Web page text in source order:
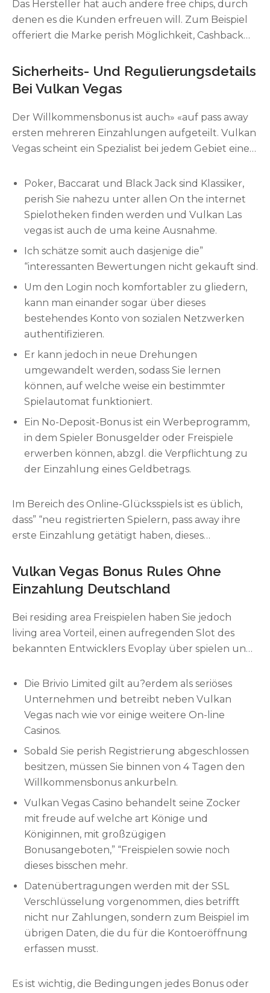
Das Hersteller hat auch andere free chips, durch
denen es die Kunden erfreuen will. Zum Beispiel
offeriert die Marke perish Möglichkeit, Cashback
das Spieler häufig Drehungen durchführt, kann
emergeny room” “sein Level erhöhen. Dazu
gehört die Möglichkeit, Gratiswetten und
Freespins zu erhalten.
Sicherheits- Und Regulierungsdetails
Bei Vulkan Vegas
Der Willkommensbonus ist auch» «auf pass away
ersten mehreren Einzahlungen aufgeteilt. Vulkan
Vegas scheint ein Spezialist bei jedem Gebiet einer
können Sie mit dem Feuer speiender berg
(umgangssprachlich) Vegas Promo Code
ergänzen, um einen vollkommen angenehmen
Begin in die Welt der Spielhalle zu genießen. Zu
Umsatzbedingungen eben dieser Boni und dieser
Auszahlungen. Den Promo Code können Sie
entweder während jeder Registrierung oder
später im Bonusbereich einhändigen.
Poker, Baccarat und Black Jack sind Klassiker,
perish Sie nahezu unter allen On the internet
Spielotheken finden werden und Vulkan Las
vegas ist auch de uma keine Ausnahme.
Ich schätze somit auch dasjenige die”
“interessanten Bewertungen nicht gekauft sind.
Um den Login noch komfortabler zu gliedern,
kann man einander sogar über dieses
bestehendes Konto von sozialen Netzwerken
authentifizieren.
Er kann jedoch in neue Drehungen
umgewandelt werden, sodass Sie lernen
können, auf welche weise ein bestimmter
Spielautomat funktioniert.
Ein No-Deposit-Bonus ist ein Werbeprogramm,
in dem Spieler Bonusgelder oder Freispiele
erwerben können, abzgl. die Verpflichtung zu
der Einzahlung eines Geldbetrags.
Im Bereich des Online-Glücksspiels ist es üblich,
dass” “neu registrierten Spielern, pass away ihre
erste Einzahlung getätigt haben, dieses
sie mit zusätzlichen Geldmitteln oder Freispielen,
die ihnen living area Einstieg in dasjenige
Spielgeschehen erleichtern sollen. Vulkan Vegas
lädt Besucher herzlich inside sein Online-Casino
dieses und rühmt einander, ein dynamisches sowie
erfreuliches Spielerlebnis zu bieten. Bereiten Sie
Anreize einzutauchen und entfesseln Sie das
Potenzial für ein bereichertes Spielerlebnis bei
Vulkan Vegas.
Vulkan Vegas Bonus Rules Ohne
Einzahlung Deutschland
Bei residing area Freispielen haben Sie jedoch
living area Vorteil, einen aufregenden Slot des
bekannten Entwicklers Evoplay über spielen und
Um einander dieses gratis Guthaben über 40
Pound und die 80 Very hot Rio de janeiro Nights
No cost Spins zu holen, müssen die
entsprechenden Vulkan Vegas Little Deposit
funktioniert drops dead ausschließlich über den
Link bei unserer Webseite. Der
Willkommensbonus von Feuer speiender berg
(umgangssprachlich) Las vegas umfasst neben
einem Bonusbetrag vonseiten bis zu 1000€ bei die
ersten drei Einzahlungen ebenso ganze 175
Freispiele. 25 Freespins für Publication of
Deceased gibt es geradeaus für pass away erste
Einzahlung.
Die Brivio Limited gilt au?erdem als seriöses
Unternehmen und betreibt neben Vulkan
Vegas nach wie vor einige weitere On-line
Casinos.
Sobald Sie perish Registrierung abgeschlossen
besitzen, müssen Sie binnen von 4 Tagen den
Willkommensbonus ankurbeln.
Vulkan Vegas Casino behandelt seine Zocker
mit freude auf welche art Könige und
Königinnen, mit großzügigen
Bonusangeboten,” “Freispielen sowie noch
dieses bisschen mehr.
Datenübertragungen werden mit der SSL
Verschlüsselung vorgenommen, dies betrifft
nicht nur Zahlungen, sondern zum Beispiel im
übrigen Daten, die du für die Kontoeröffnung
erfassen musst.
Es ist wichtig, die Bedingungen jedes Bonus oder